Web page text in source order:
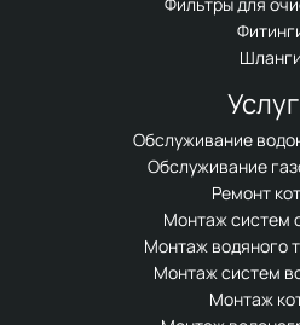
Шланги
Обслуживание
Обслуживание
Ремонт
Монтаж систем
Монтаж водяного
Монтаж систем
Монтаж